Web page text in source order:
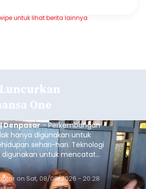
untuk lihat berita lainnya
One
Denpasar- Perkembangan
hanya digunakan untuk
sehari-hari. Teknologi
digunakan untuk mencatat
base alumni dari suatu
adalah alumni SMA 1
onSat, 08/08/2026 - 20:28